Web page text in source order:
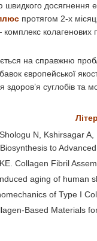
швидкого
протягом 2-х
колагенових
на справжню
європейської
здоров’я суглобів та
N, Kshirsagar
to
Collagen Fibril
aging of human
of Type I
Based Materials